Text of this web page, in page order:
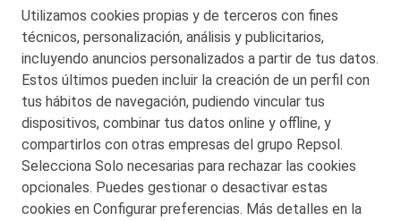
© 2026 Petronor S.A.
CONTACTO
MAPA WEB
POLITICA DE PRIVACIDAD
Utilizamos cookies propias y de terceros con fines
técnicos, personalización, análisis y publicitarios,
incluyendo anuncios personalizados a partir de tus datos.
Estos últimos pueden incluir la creación de un perfil con
tus hábitos de navegación, pudiendo vincular tus
dispositivos, combinar tus datos online y offline, y
compartirlos con otras empresas del grupo Repsol.
Selecciona Solo necesarias para rechazar las cookies
opcionales. Puedes gestionar o desactivar estas
cookies en Configurar preferencias. Más detalles en la